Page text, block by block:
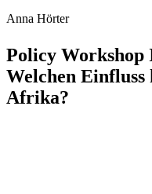
Anna Hörter
Policy Workshop
Welchen
Afrika?